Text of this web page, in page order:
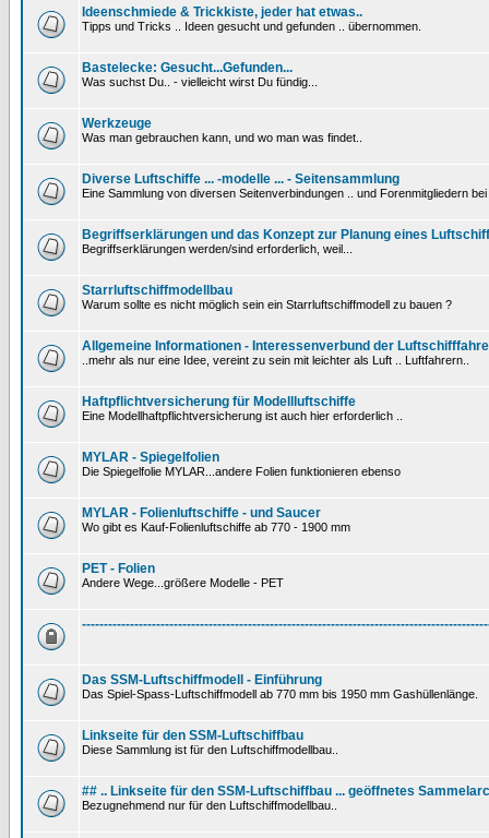
Ideenschmiede & Trickkiste, jeder hat etwas..
Tipps und Tricks .. Ideen gesucht und gefunden .. übernommen.
Bastelecke: Gesucht...Gefunden...
Was suchst Du.. - vielleicht wirst Du fündig...
Werkzeuge
Was man gebrauchen kann, und wo man was findet..
Diverse Luftschiffe ... -modelle ... - Seitensammlung
Eine Sammlung von diversen Seitenverbindungen .. und Forenmitgliedern
Begriffserklärungen und das Konzept zur Planung eines
Begriffserklärungen werden/sind erforderlich, weil...
Starrluftschiffmodellbau
Warum sollte es nicht möglich sein ein Starrluftschiffmodell zu bauen ?
Allgemeine Informationen - Interessenverbund der
..mehr als nur eine Idee, vereint zu sein mit leichter als Luft .. Luftfahrern..
Haftpflichtversicherung für Modellluftschiffe
Eine Modellhaftpflichtversicherung ist auch hier erforderlich ..
MYLAR - Spiegelfolien
Die Spiegelfolie MYLAR...andere Folien funktionieren ebenso
MYLAR - Folienluftschiffe - und Saucer
Wo gibt es Kauf-Folienluftschiffe ab 770 - 1900 mm
PET - Folien
Andere Wege...größere Modelle - PET
Das SSM-Luftschiffmodell - Einführung
Das Spiel-Spass-Luftschiffmodell ab 770 mm bis 1950 mm Gashüllenlänge.
Linkseite für den SSM-Luftschiffbau
Diese Sammlung ist für den Luftschiffmodellbau..
## .. Linkseite für den SSM-Luftschiffbau ... geöffnetes
Bezugnehmend nur für den Luftschiffmodellbau..